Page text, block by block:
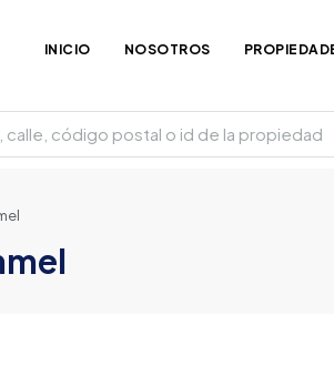
INICIO NOSOTROS